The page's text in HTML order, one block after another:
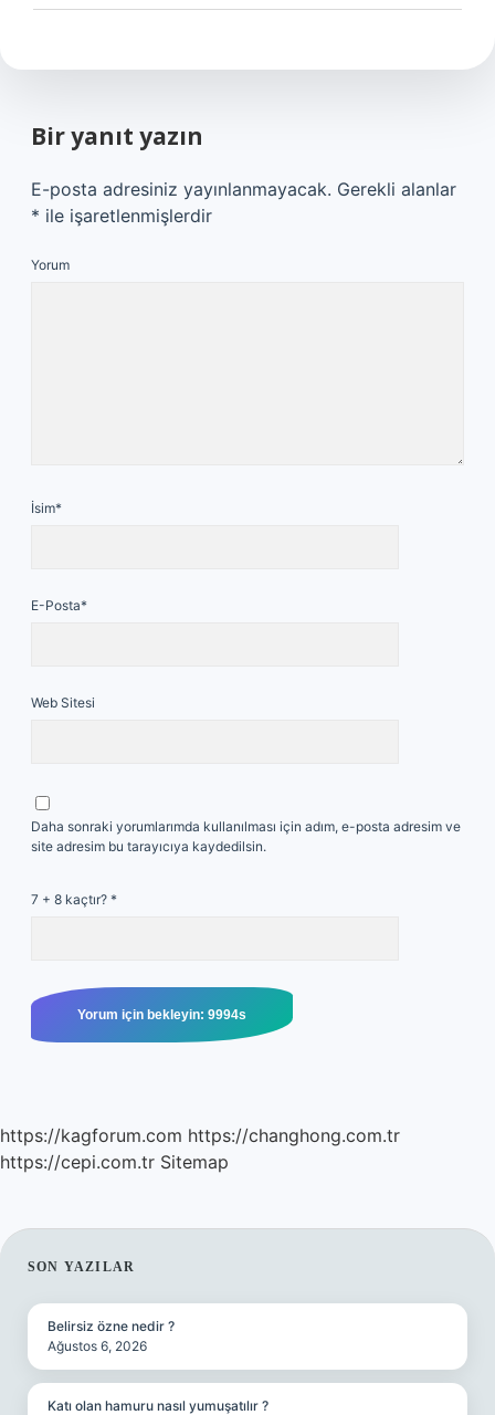
Bir yanıt yazın
E-posta adresiniz yayınlanmayacak. Gerekli alanlar
* ile işaretlenmişlerdir
Yorum
İsim*
E-Posta*
Web Sitesi
Daha sonraki yorumlarımda kullanılması için adım, e-posta adresim ve
site adresim bu tarayıcıya kaydedilsin.
7 + 8 kaçtır? *
https://kagforum.com https://changhong.com.tr
https://cepi.com.tr Sitemap
SIDEBAR
SON YAZILAR
Belirsiz özne nedir ?
Ağustos 6, 2026
Katı olan hamuru nasıl yumuşatılır ?